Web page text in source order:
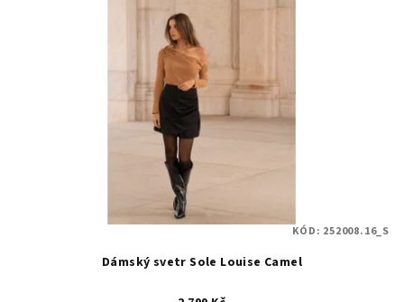
Dámský svetr Sole Louise Camel
KÓD: 252008.16_S